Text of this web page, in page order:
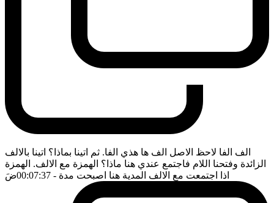
الف الفا لاحظ الاصل الف ها هذي الفا. ثم اتينا بماذا؟ اتينا بالالف
الزائدة وفتحنا اللام فاجتمع عندي هنا ماذا؟ الهمزة مع الالف. الهمزة
اذا اجتمعت مع الالف المدية هنا اصبحت مدة - 00:07:37 ضَ